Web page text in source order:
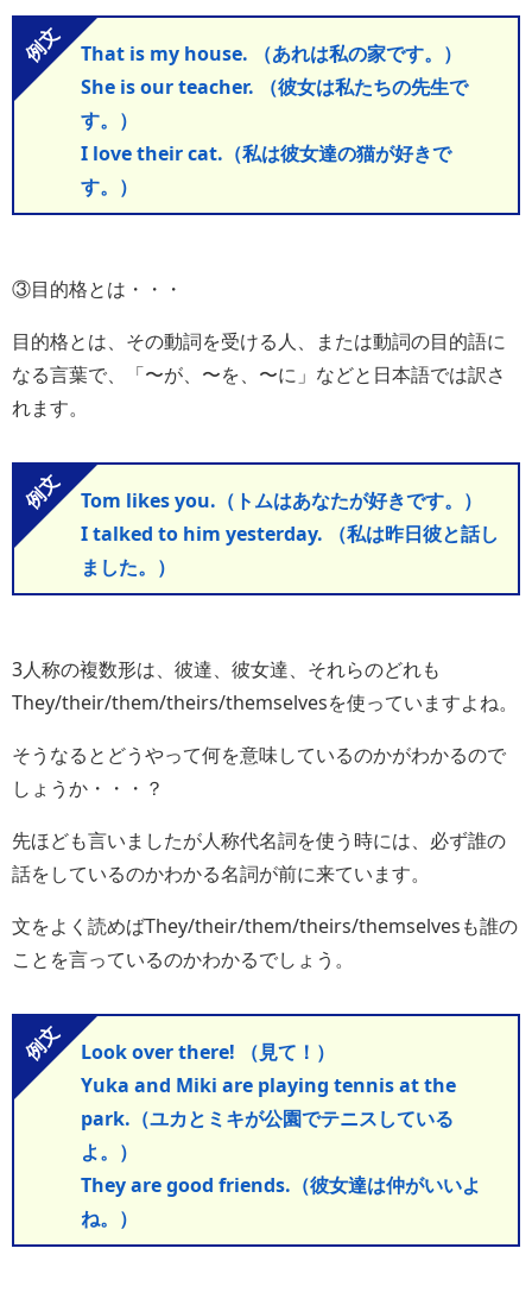
That is my house. （あれは私の家です。）
She is our teacher. （彼女は私たちの先生で
す。）
I love their cat.（私は彼女達の猫が好きで
す。）
③目的格とは・・・
目的格とは、その動詞を受ける人、または動詞の目的語に
なる言葉で、「〜が、〜を、〜に」などと日本語では訳さ
れます。
Tom likes you.（トムはあなたが好きです。）
I talked to him yesterday. （私は昨日彼と話し
ました。）
3人称の複数形は、彼達、彼女達、それらのどれも
They/their/them/theirs/themselvesを使っていますよね。
そうなるとどうやって何を意味しているのかがわかるので
しょうか・・・？
先ほども言いましたが人称代名詞を使う時には、必ず誰の
話をしているのかわかる名詞が前に来ています。
文をよく読めばThey/their/them/theirs/themselvesも誰の
ことを言っているのかわかるでしょう。
Look over there! （見て！）
Yuka and Miki are playing tennis at the
park.（ユカとミキが公園でテニスしている
よ。）
They are good friends.（彼女達は仲がいいよ
ね。）